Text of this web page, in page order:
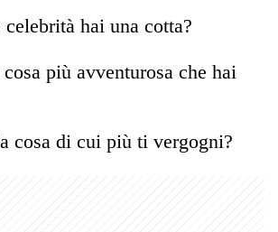
celebrità hai una cotta?
più avventurosa che hai
cosa di cui più ti vergogni?